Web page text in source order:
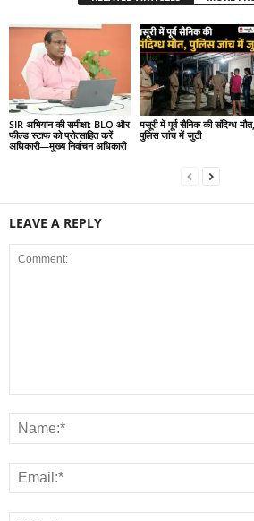
SIR अभियान की समीक्षा: BLO और
फील्ड स्टाफ को प्रोत्साहित करें
अधिकारी—मुख्य निर्वाचन अधिकारी
मसूरी में पूर्व सैनिक की संदिग्ध मौत,
पुलिस जांच में जुटी
LEAVE A REPLY